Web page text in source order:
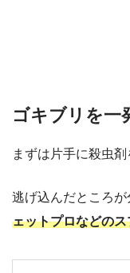
ゴキブリを一
まずは片手に殺虫剤
逃げ込んだところが
ェットプロなどの